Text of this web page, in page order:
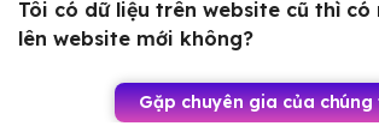
Tôi có dữ liệu trên website cũ thì có
lên website mới không?
Gặp chuyên gia của